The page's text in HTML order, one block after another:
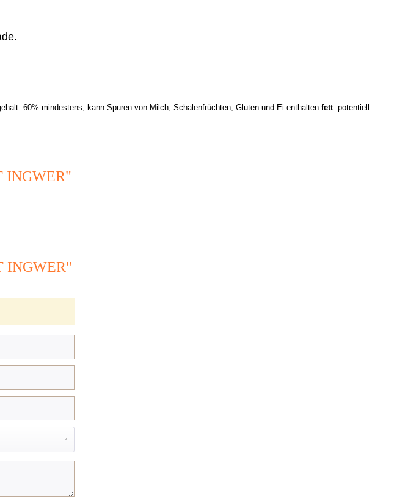
60% mindestens, kann Spuren von Milch, Schalenfrüchten, Gluten und Ei enthalten fett: potentiell
INGWER"
INGWER"